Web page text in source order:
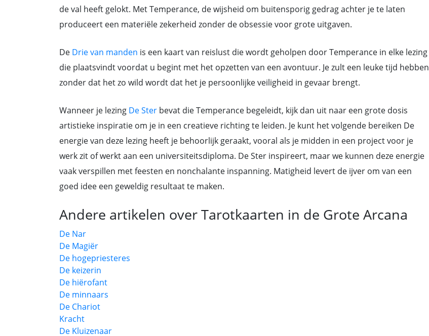
de val heeft gelokt. Met Temperance, de wijsheid om buitensporig gedrag achter je te laten
produceert een materiële zekerheid zonder de obsessie voor grote uitgaven.
De Drie van manden is een kaart van reislust die wordt geholpen door Temperance in elke lezing
die plaatsvindt voordat u begint met het opzetten van een avontuur. Je zult een leuke tijd hebben
zonder dat het zo wild wordt dat het je persoonlijke veiligheid in gevaar brengt.
Wanneer je lezing De Ster bevat die Temperance begeleidt, kijk dan uit naar een grote dosis
artistieke inspiratie om je in een creatieve richting te leiden. Je kunt het volgende bereiken De
energie van deze lezing heeft je behoorlijk geraakt, vooral als je midden in een project voor je
werk zit of werkt aan een universiteitsdiploma. De Ster inspireert, maar we kunnen deze energie
vaak verspillen met feesten en nonchalante inspanning. Matigheid levert de ijver om van een
goed idee een geweldig resultaat te maken.
Andere artikelen over Tarotkaarten in de Grote Arcana
De Nar
De Magiër
De hogepriesteres
De keizerin
De hiërofant
De minnaars
De Chariot
Kracht
De Kluizenaar